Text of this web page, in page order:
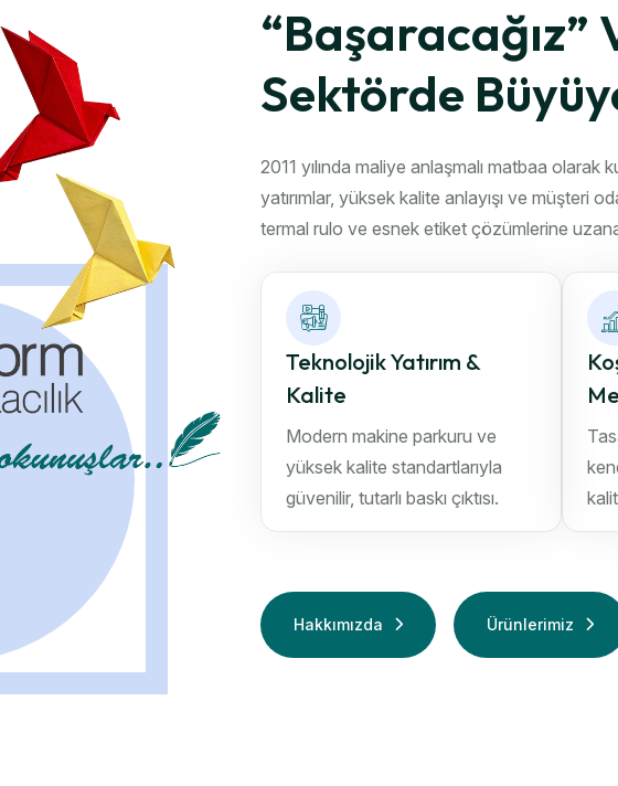
“Başaracağız”
Sektörde
2011 yılında maliye anlaşmalı matbaa
yatırımlar, yüksek kalite anlayışı ve müşteri
termal rulo ve esnek etiket çözümlerine
Teknolojik Yatırım &
Kalite
Modern makine parkuru ve
yüksek kalite standartlarıyla
güvenilir, tutarlı baskı çıktısı.
Hakkımızda Ürünlerimiz